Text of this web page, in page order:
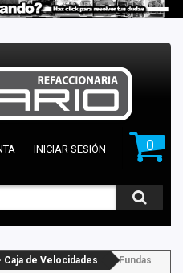
0
INICIAR SESIÓN
Caja de Velocidades
Fundas